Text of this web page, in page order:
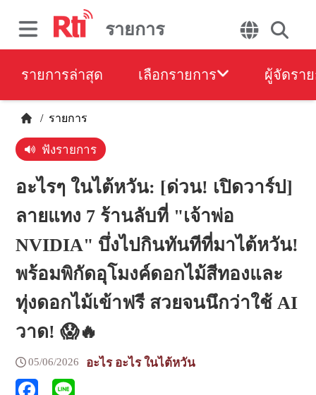
รายการ
รายการล่าสุด เลือกรายการ ผู้จัดรา
/ รายการ
ฟังรายการ
อะไรๆ ในไต้หวัน: [ด่วน! เปิดวาร์ป]
ลายแทง 7 ร้านลับที่ "เจ้าพ่อ
NVIDIA" บึ่งไปกินทันทีที่มาไต้หวัน!
พร้อมพิกัดอุโมงค์ดอกไม้สีทองและ
ทุ่งดอกไม้เข้าฟรี สวยจนนึกว่าใช้ AI
วาด! 😱🔥
05/06/2026 อะไร อะไร ในไต้หวัน